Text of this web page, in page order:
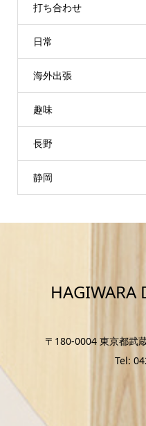
打ち合わせ
日常
海外出張
趣味
長野
静岡
HAGIWARA
〒180-0004 東京都武
Tel: